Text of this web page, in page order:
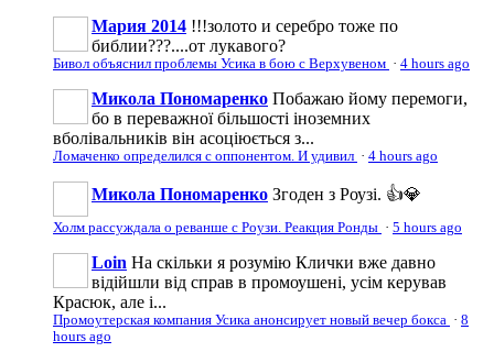
Мария 2014 !!!золото и серебро тоже по
библии???....от лукавого?
Бивол объяснил проблемы Усика в бою с Верхувеном · 4 hours ago
Микола Пономаренко Побажаю йому перемоги,
бо в переважної більшості іноземних
вболівальників він асоціюється з...
Ломаченко определился с оппонентом. И удивил · 4 hours ago
Микола Пономаренко Згоден з Роузі. 👍💎
Холм рассуждала о реванше с Роузи. Реакция Ронды · 5 hours ago
Loin На скільки я розумію Клички вже давно
відійшли від справ в промоушені, усім керував
Красюк, але і...
Промоутерская компания Усика анонсирует новый вечер бокса · 8
hours ago